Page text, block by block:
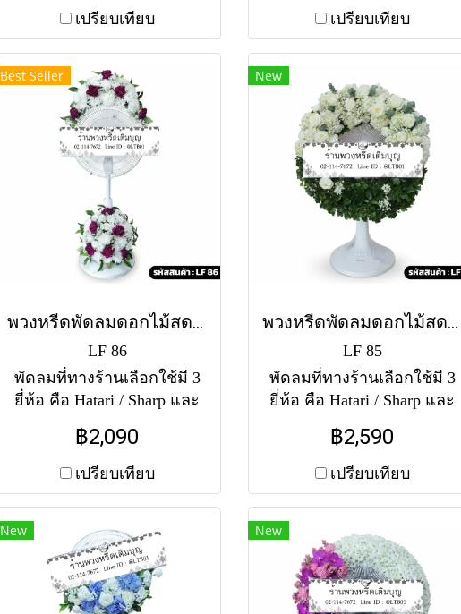
ขาว ประดับคาร์เนชั่นชมพู
เข้ม ฐานหุ้มผ้าผูกโบว์ ทั้งนี้
แต่ละสาขาอาจใช้แตกต่าง
กัน สำหรับสีของพัดลม หาก
ไม่มีสีตามแบบ ทางร้านขอ
อนุญาตใช้พัดลมคละสีตาม
สต็อคที่มีในแต่ละวัน
(สอบถามก่อนสั่งซื้อได้ค่ะ)
2050 พัดลมคอสไลด์ 18"
ราคา 2550
เปรียบเทียบ
กุหลาบขาวและมัมขาว
สุภาพ เรียบหรู ทั้งนี้แต่ละ
สาขาอาจใช้แตกต่างกัน
สำหรับสีของพัดลม หากไม่มี
สีตามแบบ ทางร้านขอ
อนุญาตใช้พัดลมคละสีตาม
สต็อคที่มีในแต่ละวัน
(สอบถามก่อนสั่งซื้อได้ค่ะ)
พัดลมคอสไลด์ 16" ราคา
2050 พัดลมคอสไลด์ 18"
ราคา 2490
เปรียบเทียบ
Best Seller
พวงหรีดพัดลมดอกไม้สด แสงเทียน (LF86)
LF 86
พัดลมที่ทางร้านเลือกใช้มี 3
ยี่ห้อ คือ Hatari / Sharp และ
Accord จัดดอกไม้สด 2 จุด
(บน-ล่าง) โทนสีขาว-ม่วงแดง
ประดับดอกคาร์เนชั่นม่วง
แดงโดดเด่น ทั้งนี้แต่ละสาขา
อาจใช้แตกต่างกัน สำหรับสี
ของพัดลม หากไม่มีสีตาม
แบบ ทางร้านขออนุญาตใช้
พัดลมคละสีตามสต็อคที่มีใน
แต่ละวัน (สอบถามก่อนสั่งซื้อ
฿2,090
เปรียบเทียบ
New
พวงหรีดพัดลมดอกไม้สด ธาราขาว (LF85)
LF 85
พัดลมที่ทางร้านเลือกใช้มี 3
ยี่ห้อ คือ Hatari / Sharp และ
Accord จัดทรงกลมเต็มวง
รอบหน้ากากพัดลม โทนสี
ขาว-เขียว เน้นกุหลาบขาว
และใบไม้เขียวด้านล่าง ทั้งนี้
แต่ละสาขาอาจใช้แตกต่าง
กัน สำหรับสีของพัดลม หาก
ไม่มีสีตามแบบ ทางร้านขอ
อนุญาตใช้พัดลมคละสีตาม
สต็อคที่มีในแต่ละวัน
฿2,590
เปรียบเทียบ
New New